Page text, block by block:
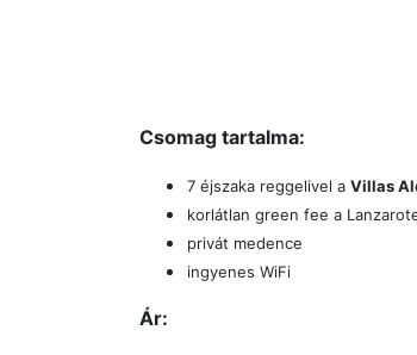
Csomag tartalma:
7 éjszaka reggelivel a Villas
korlátlan green fee a
privát medence
ingyenes WiFi
Ár: